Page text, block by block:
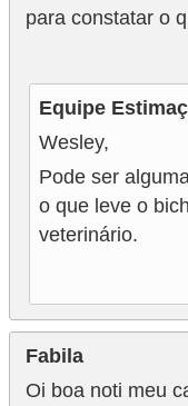
para constatar o
Equipe
Wesley,
Pode ser
o que leve o
veterinário.
Fabila
Oi boa noti meu